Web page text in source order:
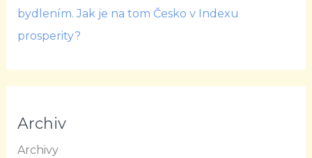
bydlením. Jak je na tom Česko v Indexu
prosperity?
Archiv
Archivy